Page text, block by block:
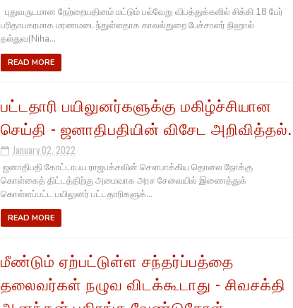
புதுவருடமான நேற்றையதினம் மட்டும் பல்வேறு விபத்துக்களில் சிக்கி 18 பேர்
பரிதாபகரமாக மரணமடைந்துள்ளதாக காவல்துறை பேச்சாளர் நிஹால்
தல்துவ(Niha...
READ MORE
பட்டதாரி பயிலுனர்களுக்கு மகிழ்ச்சியான
செய்தி - ஜனாதிபதியின் விசேட அறிவித்தல்.
January 02, 2022
ஜனாதிபதி கோட்டாபய ராஜபக்சவின் சௌபாக்கிய தொலை நோக்கு
கொள்கைத் திட்டத்திற்கு அமைவாக அரச சேவையில் இணைத்துக்
கொள்ளப்பட்ட பயிலுனர் பட்டதாரிகளுக்...
READ MORE
மீண்டும் ஏற்பட்டுள்ள சந்தர்ப்பத்தை
தலைவர்கள் நழுவ விடக்கூடாது - சிவசக்தி